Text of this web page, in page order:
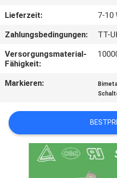
NACHRICHTEN
ALLE
SITEMAP
PRIVACY
Lieferzeit:
7-10
Zahlungsbedingungen:
TT-
Versorgungsmaterial-
Fähigkeit:
Markieren: